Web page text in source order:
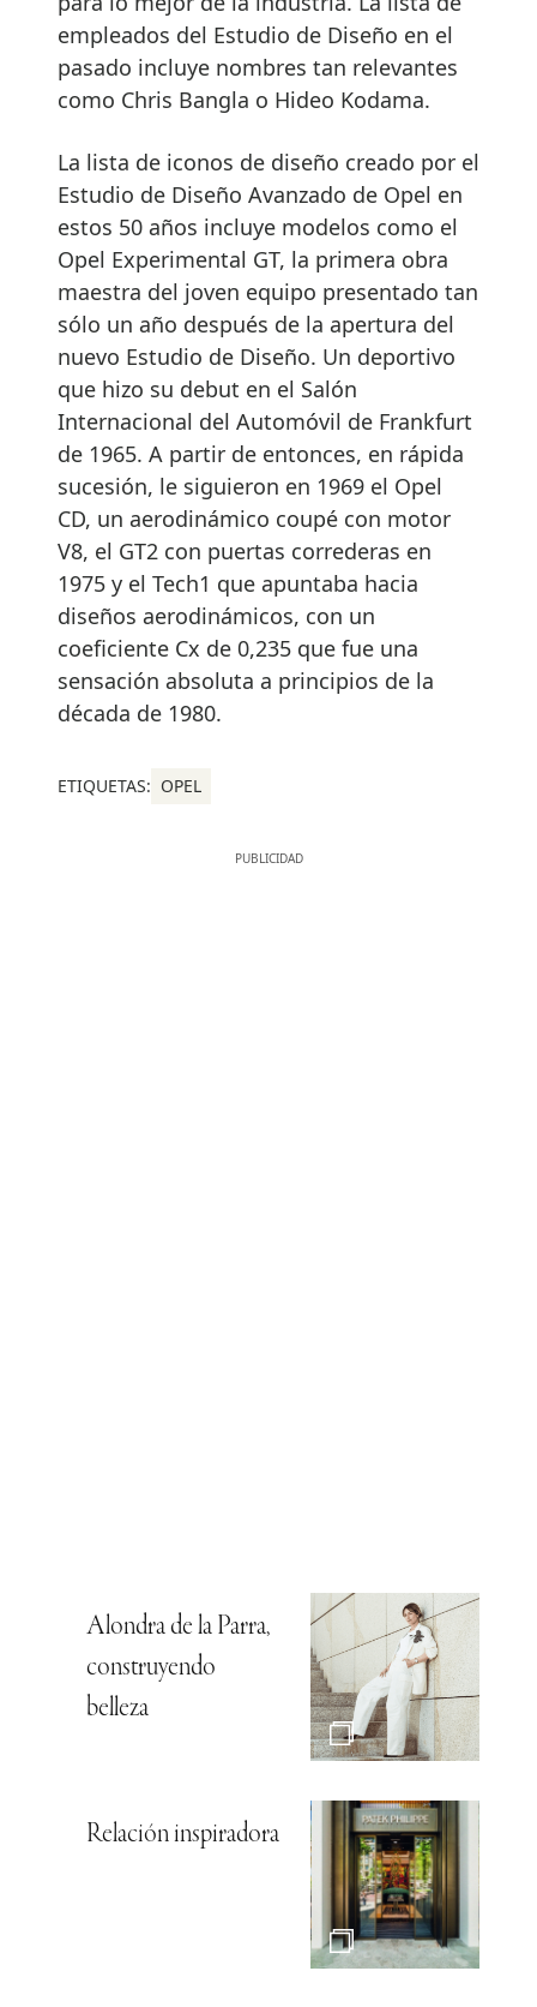
empleados del Estudio de Diseño en el
pasado incluye nombres tan relevantes
como Chris Bangla o Hideo Kodama.
La lista de iconos de diseño creado por el
Estudio de Diseño Avanzado de Opel en
estos 50 años incluye modelos como el
Opel Experimental GT, la primera obra
maestra del joven equipo presentado tan
sólo un año después de la apertura del
nuevo Estudio de Diseño. Un deportivo
que hizo su debut en el Salón
Internacional del Automóvil de Frankfurt
de 1965. A partir de entonces, en rápida
sucesión, le siguieron en 1969 el Opel
CD, un aerodinámico coupé con motor
V8, el GT2 con puertas correderas en
1975 y el Tech1 que apuntaba hacia
diseños aerodinámicos, con un
coeficiente Cx de 0,235 que fue una
sensación absoluta a principios de la
década de 1980.
ETIQUETAS: OPEL
Alondra de la Parra,
construyendo
belleza
Relación inspiradora